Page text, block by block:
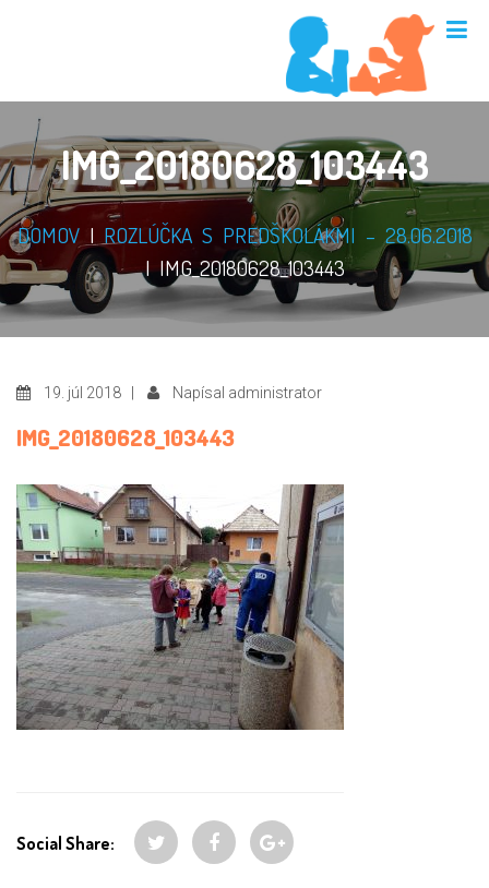
IMG_20180628_103443
DOMOV| ROZLÚČKA S PREDŠKOLÁKMI – 28.06.2018
|IMG_20180628_103443
19. júl 2018 | Napísal administrator
IMG_20180628_103443
Social Share: